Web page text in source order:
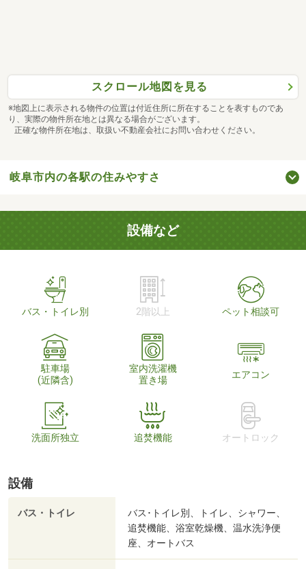
スクロール地図を見る
※地図上に表示される物件の位置は付近住所に所在することを表すものであ
り、実際の物件所在地とは異なる場合がございます。
正確な物件所在地は、取扱い不動産会社にお問い合わせください。
岐阜市内の各駅の住みやすさ
設備など
バス・トイレ別 2階以上 ペット相談可
駐車場
(近隣含)
室内洗濯機
置き場
エアコン
洗面所独立 追焚機能 オートロック
設備
バス・トイレ
バス･トイレ別、トイレ、シャワー、
追焚機能、浴室乾燥機、温水洗浄便
座、オートバス